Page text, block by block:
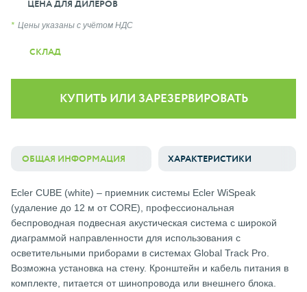
ЦЕНА ДЛЯ ДИЛЕРОВ
Цены указаны с учётом НДС
СКЛАД
КУПИТЬ ИЛИ ЗАРЕЗЕРВИРОВАТЬ
ОБЩАЯ ИНФОРМАЦИЯ ХАРАКТЕРИСТИКИ
Ecler CUBE (white) – приемник системы Ecler WiSpeak
(удаление до 12 м от CORE), профессиональная
беспроводная подвесная акустическая система с широкой
диаграммой направленности для использования с
осветительными приборами в системах Global Track Pro.
Возможна установка на стену. Кронштейн и кабель питания в
комплекте, питается от шинопровода или внешнего блока.